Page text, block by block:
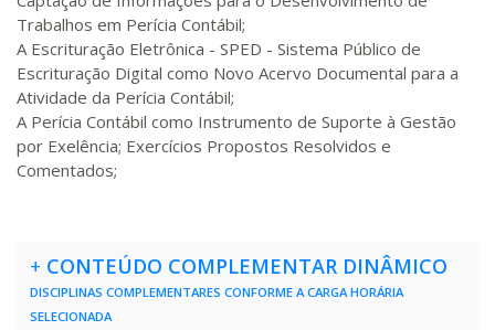
Trabalhos em Perícia Contábil;
A Escrituração Eletrônica - SPED - Sistema Público de
Escrituração Digital como Novo Acervo Documental para a
Atividade da Perícia Contábil;
A Perícia Contábil como Instrumento de Suporte à Gestão
por Exelência; Exercícios Propostos Resolvidos e
Comentados;
+ CONTEÚDO COMPLEMENTAR DINÂMICO
DISCIPLINAS COMPLEMENTARES CONFORME A CARGA HORÁRIA
SELECIONADA